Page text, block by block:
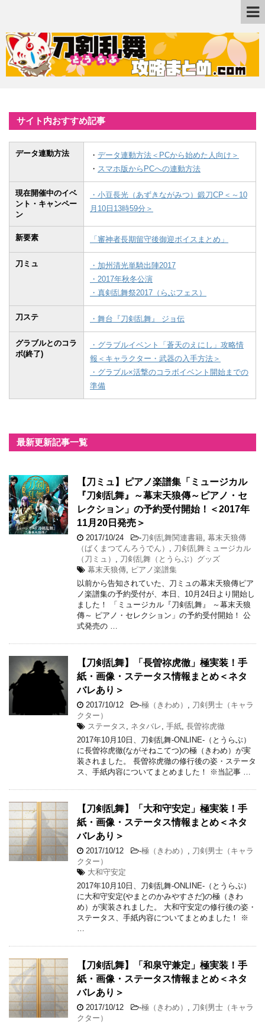
サイト内おすすめ記事
データ連動方法 ・ データ連動方法＜PCから始めた人向け＞
・ スマホ版からPCへの連動方法
現在開催中のイベ
ント・キャンペー
ン
・小豆長光（あずきながみつ）鍛刀CP＜～10
月10日13時59分＞
新要素 「審神者長期留守後御迎ボイスまとめ」
刀ミュ
・加州清光単騎出陣2017
・2017年秋冬公演
・真剣乱舞祭2017（らぶフェス）
刀ステ ・舞台『刀剣乱舞』 ジョ伝
グラブルとのコラ
ボ(終了)
・グラブルイベント「蒼天のえにし」攻略情
報＜キャラクター・武器の入手方法＞
・グラブル×活撃のコラボイベント開始までの
準備
最新更新記事一覧
【刀ミュ】ピアノ楽譜集「ミュージカル
『刀剣乱舞』～幕末天狼傳～ピアノ・セ
レクション」の予約受付開始！＜2017年
11月20日発売＞
2017/10/24 -刀剣乱舞関連書籍 幕末天狼傳
（ばくまつてんろうでん）
刀剣乱舞ミュージカル
（刀ミュ）
刀剣乱舞（とうらぶ）グッズ
幕末天狼傳
ピアノ楽譜集
以前から告知されていた、刀ミュの幕末天狼傳ピア
ノ楽譜集の予約受付が、本日、10月24日より開始し
ました！ 「ミュージカル『刀剣乱舞』 ～幕末天狼
傳～ ピアノ・セレクション」の予約受付開始！ 公
式発売の …
【刀剣乱舞】「長曽祢虎徹」極実装！手
紙・画像・ステータス情報まとめ＜ネタ
バレあり＞
2017/10/12 -極（きわめ）
刀剣男士（キャラ
クター）
ステータス
ネタバレ 手紙 長曽祢虎徹
2017年10月10日、刀剣乱舞-ONLINE-（とうらぶ）
に長曽祢虎徹(ながそねこてつ)の極（きわめ）が実
装されました。 長曽祢虎徹の修行後の姿・ステータ
ス、手紙内容についてまとめました！ ※当記事 …
【刀剣乱舞】「大和守安定」極実装！手
紙・画像・ステータス情報まとめ＜ネタ
バレあり＞
2017/10/12 -極（きわめ）
刀剣男士（キャラ
クター）
大和守安定
2017年10月10日、刀剣乱舞-ONLINE-（とうらぶ）
に大和守安定(やまとのかみやすさだ)の極（きわ
め）が実装されました。 大和守安定の修行後の姿・
ステータス、手紙内容についてまとめました！ ※
【刀剣乱舞】「和泉守兼定」極実装！手
紙・画像・ステータス情報まとめ＜ネタ
バレあり＞
2017/10/12 -極（きわめ）
刀剣男士（キャラ
クター）